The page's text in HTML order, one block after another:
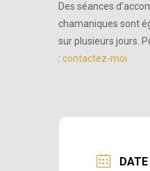
Des séances
chamaniques sont
sur plusieurs jours.
: contactez-moi
DATE